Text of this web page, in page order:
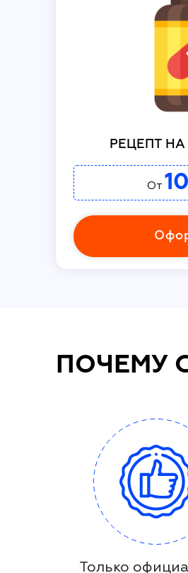
РЕЦЕПТ
От
ПОЧЕМУ
Только